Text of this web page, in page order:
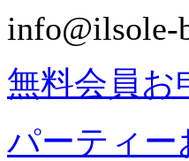
info@ilsole-
無料会員お
パーティー